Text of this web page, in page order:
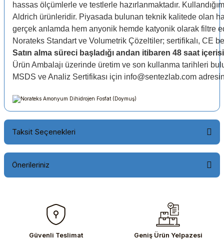
hassas ölçümlerle ve testlerle hazırlanmaktadır.
Aldrich ürünleridir. Piyasada bulunan teknik kalitede olan
gerçek anlamda hem anyonik hemde katyonik olarak filtre
Norateks Standart ve Volumetrik Çözeltiler; sertifikalı, CE
Satın alma süreci başladığı andan itibaren 48 saat
Ürün Ambalajı üzerinde üretim ve son kullanma tarihleri
MSDS ve Analiz Sertifikası için info@sentezlab.com
Taksit Seçenekleri
Önerileriniz
konularda yetersiz gördüğünüz noktaları öneri formunu
kullanarak tarafımıza iletebilirsiniz.
Görüş ve önerileriniz için teşekkür ederiz.
Güvenli Teslimat
Geniş Ürün Yelpazesi